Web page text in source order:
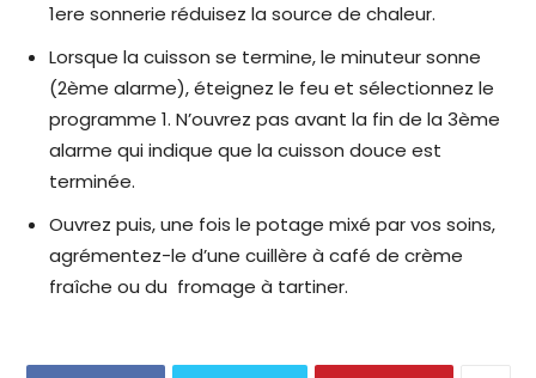
1ere sonnerie réduisez la source de chaleur.
Lorsque la cuisson se termine, le minuteur sonne
(2ème alarme), éteignez le feu et sélectionnez le
programme 1. N’ouvrez pas avant la fin de la 3ème
alarme qui indique que la cuisson douce est
terminée.
Ouvrez puis, une fois le potage mixé par vos soins,
agrémentez-le d’une cuillère à café de crème
fraîche ou du fromage à tartiner.